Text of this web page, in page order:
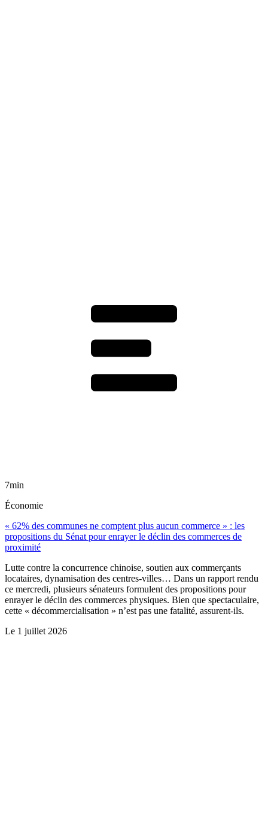
7min
Économie
« 62% des communes ne comptent plus aucun commerce » : les
propositions du Sénat pour enrayer le déclin des commerces de
proximité
Lutte contre la concurrence chinoise, soutien aux commerçants
locataires, dynamisation des centres-villes… Dans un rapport rendu
ce mercredi, plusieurs sénateurs formulent des propositions pour
enrayer le déclin des commerces physiques. Bien que spectaculaire,
cette « décommercialisation » n’est pas une fatalité, assurent-ils.
Le 1 juillet 2026